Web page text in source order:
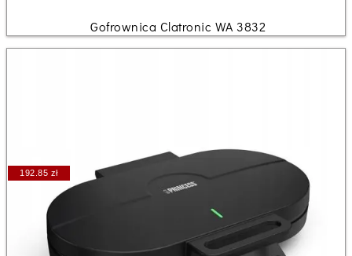
Gofrownica Clatronic WA 3832
192.85 zł